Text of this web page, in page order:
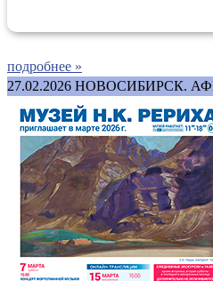
подробнее »
27.02.2026 НОВОСИБИРСК.